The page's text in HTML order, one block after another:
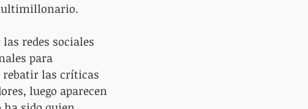
redes sociales
para
rebatir las críticas
luego aparecen